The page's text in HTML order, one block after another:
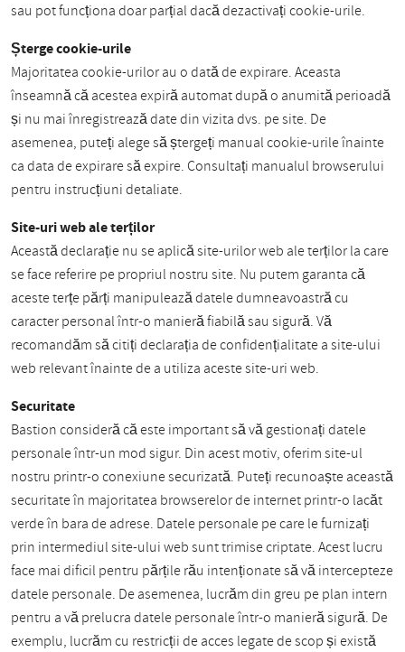
sau pot funcționa doar parțial dacă dezactivați cookie-urile.
Șterge cookie-urile
Majoritatea cookie-urilor au o dată de expirare. Aceasta
înseamnă că acestea expiră automat după o anumită perioadă
și nu mai înregistrează date din vizita dvs. pe site. De
asemenea, puteți alege să ștergeți manual cookie-urile înainte
ca data de expirare să expire. Consultați manualul browserului
pentru instrucțiuni detaliate.
Site-uri web ale terților
Această declarație nu se aplică site-urilor web ale terților la care
se face referire pe propriul nostru site. Nu putem garanta că
aceste terțe părți manipulează datele dumneavoastră cu
caracter personal într-o manieră fiabilă sau sigură. Vă
recomandăm să citiți declarația de confidențialitate a site-ului
web relevant înainte de a utiliza aceste site-uri web.
Securitate
Bastion consideră că este important să vă gestionați datele
personale într-un mod sigur. Din acest motiv, oferim site-ul
nostru printr-o conexiune securizată. Puteți recunoaște această
securitate în majoritatea browserelor de internet printr-o lacăt
verde în bara de adrese. Datele personale pe care le furnizați
prin intermediul site-ului web sunt trimise criptate. Acest lucru
face mai dificil pentru părțile rău intenționate să vă intercepteze
datele personale. De asemenea, lucrăm din greu pe plan intern
pentru a vă prelucra datele personale într-o manieră sigură. De
exemplu, lucrăm cu restricții de acces legate de scop și există